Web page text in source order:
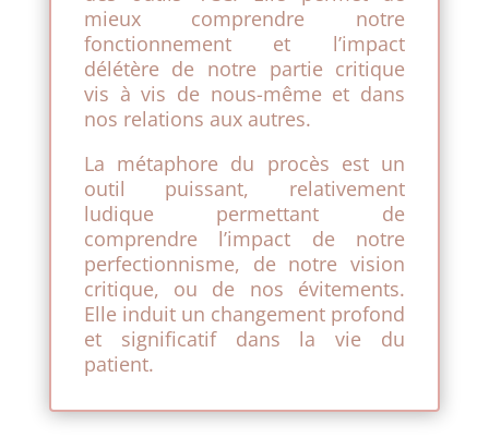
mieux comprendre notre
fonctionnement et l’impact
délétère de notre partie critique
vis à vis de nous-même et dans
nos relations aux autres.
La métaphore du procès est un
outil puissant, relativement
ludique permettant de
comprendre l’impact de notre
perfectionnisme, de notre vision
critique, ou de nos évitements.
Elle induit un changement profond
et significatif dans la vie du
patient.